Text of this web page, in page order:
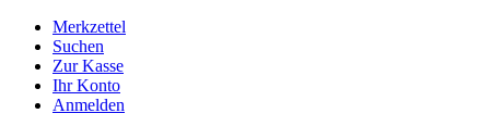
Merkzettel
Suchen
Zur Kasse
Ihr Konto
Anmelden